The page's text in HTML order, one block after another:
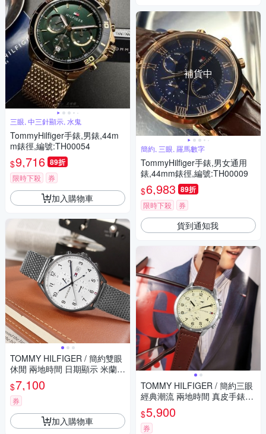
三眼, 中三針顯示, 水鬼
TommyHilfiger手錶,男錶,44m
m錶徑,編號:TH00054
$9,716 89折
限時下殺 券
加入購物車
TOMMY HILFIGER / 簡約雙眼
休閒 兩地時間 日期顯示 米蘭編
織不鏽鋼手錶-白x鍍灰/44mm
$7,100
券
加入購物車
補貨中
簡約, 三眼, 羅馬數字
TommyHilfiger手錶,男女通用
錶,44mm錶徑,編號:TH00009
$6,983 89折
限時下殺 券
貨到通知我
TOMMY HILFIGER / 簡約三眼
經典潮流 兩地時間 真皮手錶-
淡黃x銀框x咖啡/44mm
$5,900
券